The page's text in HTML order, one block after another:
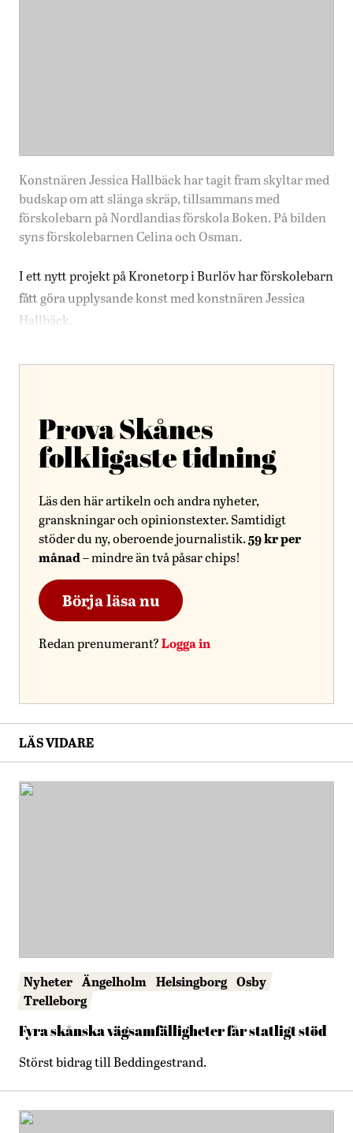
Konstnären Jessica Hallbäck har tagit fram skyltar med
budskap om att slänga skräp, tillsammans med
förskolebarn på Nordlandias förskola Boken. På bilden
syns förskolebarnen Celina och Osman.
I ett nytt projekt på Kronetorp i Burlöv har förskolebarn
fått göra upplysande konst med konstnären Jessica
Hallbäck.
Prova Skånes
folkligaste tidning
Läs den här artikeln och andra nyheter,
granskningar och opinionstexter. Samtidigt
stöder du ny, oberoende journalistik.59 kr per
månad– mindre än två påsar chips!
Börja läsa nu
Redan prenumerant?Logga in
LÄS VIDARE
Nyheter Ängelholm Helsingborg Osby
Trelleborg
Fyra skånska vägsamfälligheter får statligt stöd
Störst bidrag till Beddingestrand.